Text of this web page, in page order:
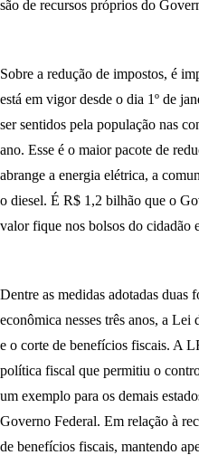
são de recursos próprios do
Sobre a redução de impostos, é
está em vigor desde o dia 1º de
ser sentidos pela população nas
ano. Esse é o maior pacote de
abrange a energia elétrica, a
o diesel. É R$ 1,2 bilhão que o
valor fique nos bolsos do cidadão
Dentre as medidas adotadas duas
econômica nesses três anos, a
e o corte de benefícios fiscais. A
política fiscal que permitiu o
um exemplo para os demais
Governo Federal. Em relação à
de benefícios fiscais, mantendo